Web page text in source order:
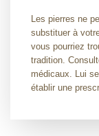
Les pierres ne
substituer à
vous pourriez
tradition.
médicaux. Lui
établir une